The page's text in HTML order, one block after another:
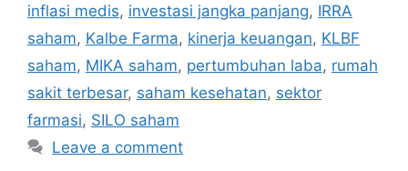
inflasi medis, investasi jangka panjang, IRRA
saham, Kalbe Farma, kinerja keuangan, KLBF
saham, MIKA saham, pertumbuhan laba, rumah
sakit terbesar, saham kesehatan, sektor
farmasi, SILO saham
Leave a comment